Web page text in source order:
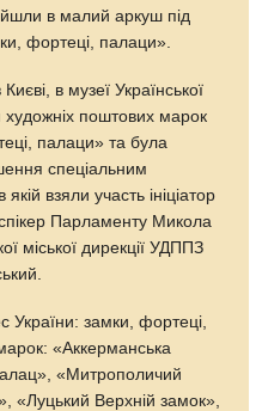
в малий аркуш під
фортеці, палаци».
в музеї Української
художніх поштових марок
палаци» та була
спеціальним
взяли участь ініціатор
Парламенту Микола
міської дирекції УДППЗ
замки, фортеці,
«Аккерманська
«Митрополичий
«Луцький Верхній замок»,